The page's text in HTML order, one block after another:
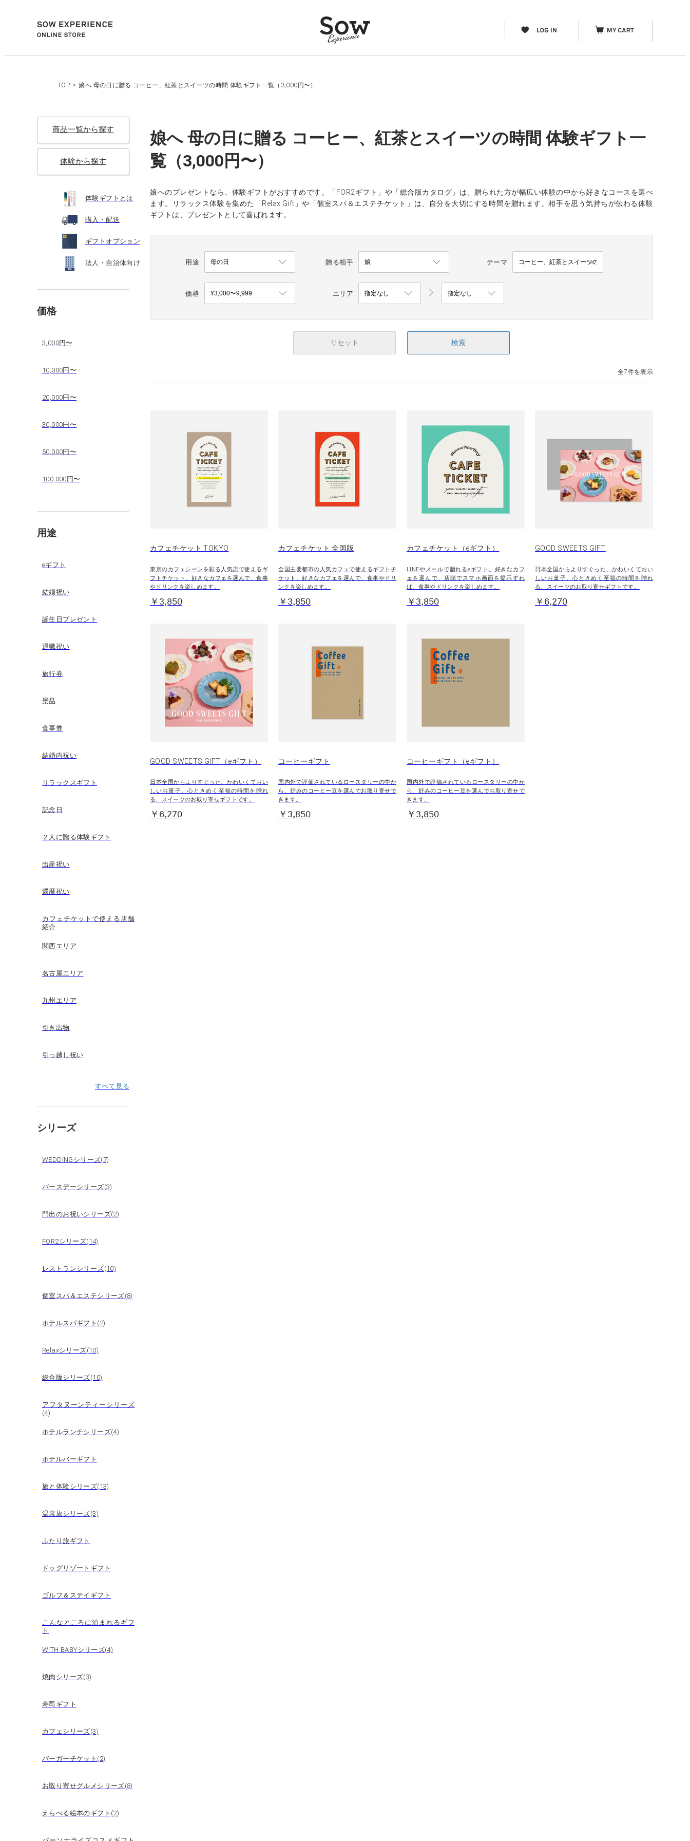
TOP > 娘へ 母の日に贈る コーヒー、紅茶とスイーツの時間 体験ギフト一覧（3,000円〜）
商品一覧から探す
体験から探す
体験ギフトとは
購入・配送
ギフトオプション
法人・自治体向け
価格
3,000円〜
10,000円〜
20,000円〜
30,000円〜
50,000円〜
100,000円〜
用途
eギフト
結婚祝い
誕生日プレゼント
退職祝い
旅行券
景品
食事券
結婚内祝い
リラックスギフト
記念日
２人に贈る体験ギフト
出産祝い
還暦祝い
カフェチケットで使える店舗
紹介
関西エリア
名古屋エリア
九州エリア
引き出物
引っ越し祝い
すべて見る
シリーズ
WEDDINGシリーズ(7)
バースデーシリーズ(3)
門出のお祝いシリーズ(2)
FOR2シリーズ(14)
レストランシリーズ(10)
個室スパ＆エステシリーズ(8)
ホテルスパギフト(2)
Relaxシリーズ(10)
総合版シリーズ(10)
アフタヌーンティーシリーズ
(4)
ホテルランチシリーズ(4)
ホテルバーギフト
旅と体験シリーズ(13)
温泉旅シリーズ(3)
ふたり旅ギフト
ドッグリゾートギフト
ゴルフ＆ステイギフト
こんなところに泊まれるギフ
ト
WITH BABYシリーズ(4)
焼肉シリーズ(3)
寿司ギフト
カフェシリーズ(3)
バーガーチケット(2)
お取り寄せグルメシリーズ(8)
えらべる絵本のギフト(2)
娘へ 母の日に贈る コーヒー、紅茶とスイーツの時間 体験ギフト一
覧（3,000円〜）
娘へのプレゼントなら、体験ギフトがおすすめです。「FOR2ギフト」や「総合版カタログ」は、贈られた方が幅広い体験の中から好きなコースを選べ
ます。リラックス体験を集めた「Relax Gift」や「個室スパ＆エステチケット」は、自分を大切にする時間を贈れます。相手を思う気持ちが伝わる体験
ギフトは、プレゼントとして喜ばれます。
用途 贈る相手 テーマ
価格 エリア
リセット 検索
全7件を表示
カフェチケット TOKYO
東京のカフェシーンを彩る人気店で使えるギ
フトチケット。好きなカフェを選んで、食事
やドリンクを楽しめます。
￥3,850
カフェチケット 全国版
全国主要都市の人気カフェで使えるギフトチ
ケット。好きなカフェを選んで、食事やドリ
ンクを楽しめます。
￥3,850
カフェチケット（eギフト）
LINEやメールで贈れるeギフト。好きなカフ
ェを選んで、店頭でスマホ画面を提示すれ
ば、食事やドリンクを楽しめます。
￥3,850
GOOD SWEETS GIFT
日本全国からよりすぐった、かわいくておい
しいお菓子。心ときめく至福の時間を贈れ
る、スイーツのお取り寄せギフトです。
￥6,270
GOOD SWEETS GIFT（eギフト）
日本全国からよりすぐった、かわいくておい
しいお菓子。心ときめく至福の時間を贈れ
る、スイーツのお取り寄せギフトです。
￥6,270
コーヒーギフト
国内外で評価されているロースタリーの中か
ら、好みのコーヒー豆を選んでお取り寄せで
きます。
￥3,850
コーヒーギフト（eギフト）
国内外で評価されているロースタリーの中か
ら、好みのコーヒー豆を選んでお取り寄せで
きます。
￥3,850